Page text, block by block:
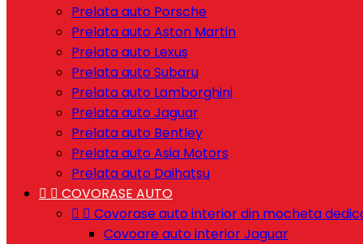
Prelata auto Porsche
Prelata auto Aston Martin
Prelata auto Lexus
Prelata auto Subaru
Prelata auto Lamborghini
Prelata auto Jaguar
Prelata auto Bentley
Prelata auto Asia Motors
Prelata auto Daihatsu
  COVORASE AUTO
  Covorase auto interior din mocheta
Covoare auto interior Jaguar